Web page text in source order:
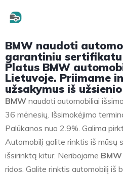
BMW naudoti
garantiniu
Platus BMW
Lietuvoje. Priimame
užsakymus iš užsienio
BMW naudoti automobiliai
36 mėnesių. Išsimokėjimo
Palūkanos nuo 2.9%. Galima
Automobilį galite rinktis iš mūsų
išsirinktą kitur. Neribojame BMW
ridos. Galite rinktis automobilį iš